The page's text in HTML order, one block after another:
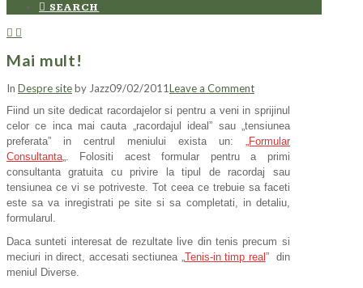
SEARCH
Mai mult!
In Despre siteby Jazz09/02/2011Leave a Comment
Fiind un site dedicat racordajelor si pentru a veni in sprijinul
celor ce inca mai cauta „racordajul ideal” sau „tensiunea
preferata” in centrul meniului exista un: „Formular
Consultanta„. Folositi acest formular pentru a primi
consultanta gratuita cu privire la tipul de racordaj sau
tensiunea ce vi se potriveste. Tot ceea ce trebuie sa faceti
este sa va inregistrati pe site si sa completati, in detaliu,
formularul.
Daca sunteti interesat de rezultate live din tenis precum si
meciuri in direct, accesati sectiunea „Tenis-in timp real” din
meniul Diverse.